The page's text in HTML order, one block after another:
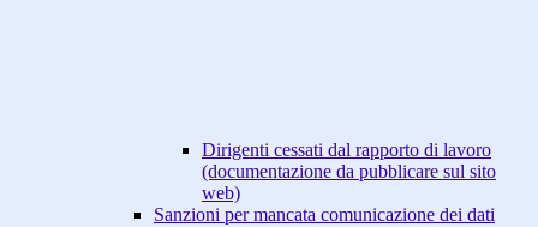
Dirigenti cessati dal rapporto di lavoro
(documentazione da pubblicare sul sito
web)
Sanzioni per mancata comunicazione dei dati